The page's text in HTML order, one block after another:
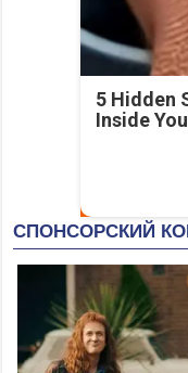
5 Hidden
Inside